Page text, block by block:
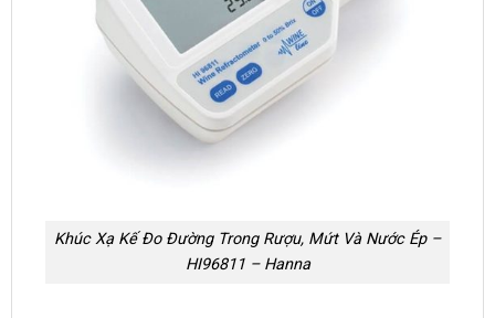
Khúc Xạ Kế Đo Đường Trong Rượu, Mứt Và Nước Ép –
HI96811 – Hanna